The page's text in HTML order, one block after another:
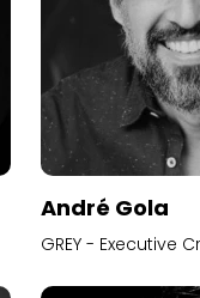
André Gola
GREY - Executive